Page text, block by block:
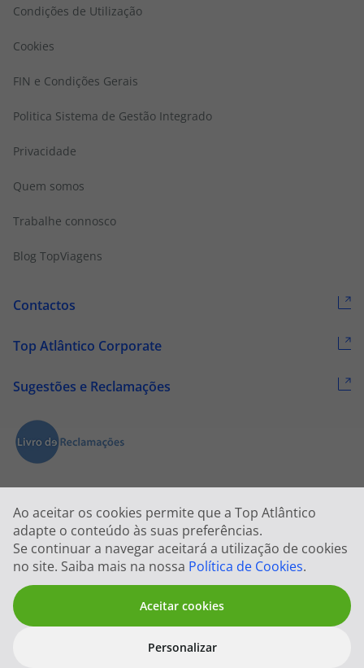
Ao aceitar os cookies permite que a Top Atlântico
adapte o conteúdo às suas preferências.
Se continuar a navegar aceitará a utilização de cookies
no site. Saiba mais na nossa Política de Cookies.
Aceitar cookies
Personalizar
Condições de Utilização
Cookies
FIN e Condições Gerais
Politica Sistema de Gestão Integrado
Privacidade
Quem somos
Trabalhe connosco
Blog TopViagens
Contactos
Top Atlântico Corporate
Sugestões e Reclamações
2026 © Todos os direitos reservados:Top Atlântico, Viagens e Turismo